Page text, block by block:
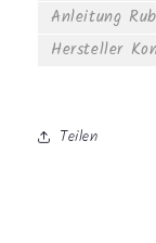
Anleitung
Hersteller
Teilen